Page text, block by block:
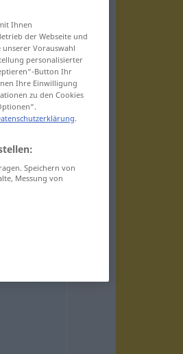
Ihnen
der Webseite und
Vorauswahl
personalisierter
Button Ihr
Ihre Einwilligung
zu den Cookies
.
Speichern von
Messung von